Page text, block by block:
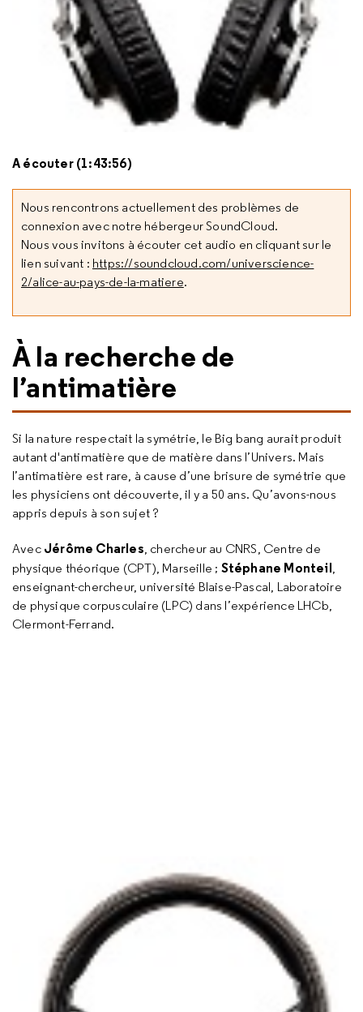
A écouter (1:43:56)
Nous rencontrons actuellement des problèmes de
connexion avec notre hébergeur SoundCloud.
Nous vous invitons à écouter cet audio en cliquant sur le
lien suivant : https://soundcloud.com/universcience-
2/alice-au-pays-de-la-matiere.
À la recherche de
l’antimatière
Si la nature respectait la symétrie, le Big bang aurait produit
autant d'antimatière que de matière dans l’Univers. Mais
l’antimatière est rare, à cause d’une brisure de symétrie que
les physiciens ont découverte, il y a 50 ans. Qu’avons-nous
appris depuis à son sujet ?
Avec Jérôme Charles, chercheur au CNRS, Centre de
physique théorique (CPT), Marseille ; Stéphane Monteil,
enseignant-chercheur, université Blaise-Pascal, Laboratoire
de physique corpusculaire (LPC) dans l’expérience LHCb,
Clermont-Ferrand.